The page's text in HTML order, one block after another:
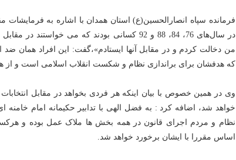
فرمانده سپاه انصارالحسین(ع) استان همدان با اشاره به فرمایشات
در سال‌های 76، 84، 88 و 92 کسانی بودند که می
من دخالت کردم و در مقابل آنها ایستادم»،گفت: این افراد همان ضد
که هدفشان برای براندازی نظام و شکست انقلاب اسلامی است و از
وی در همین خصوص با بیان اینکه هر فردی بخواهد در مقابل انتخابات
خواهد شد، اضافه کرد : به فضل الهی با تدابیر حکیمانه امام خامنه
نظام و مردم اجرای قانون در همه بخش ها ملاک عمل بوده و
اساس مقررا با ایشان برخورد خواهد شد.